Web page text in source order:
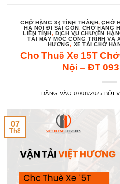
CHỞ HÀNG 34 TỈNH THÀNH,CHỞ
HÀ NỘI ĐI SÀI GÒN, CHỞ HÀNG
LIÊN TỈNH,DỊCH VỤ CHUYỂN
TẢI MÁY MÓC CÔNG TRÌNH VÀ
HƯƠNG, XE TẢI CHỞ
Cho Thuê Xe 15T
Nội – ĐT
ĐĂNG VÀO 07/08/2026 BỞI
07
Th8